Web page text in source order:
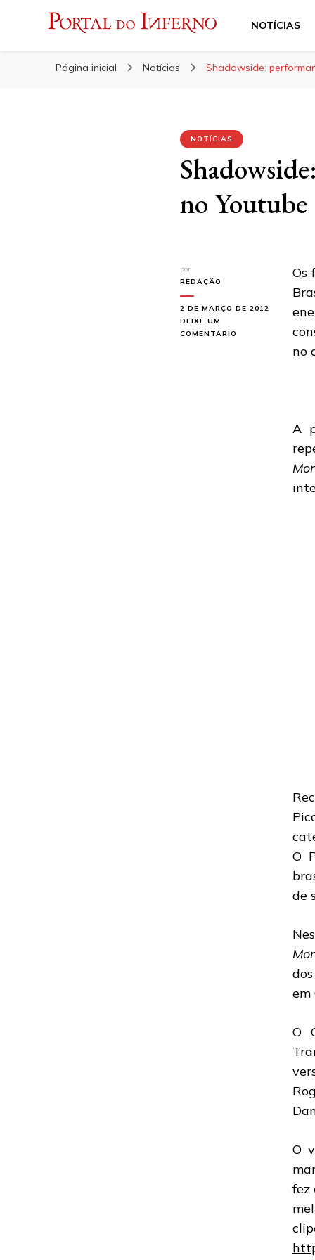
Portal do Inferno
NOTÍCIAS
Página inicial Notícias Shadowside:
NOTÍCIAS
no Youtube
por
REDAÇÃO
2 DE MARÇO DE 2012
DEIXE UM
COMENTÁRIO
PERFORMANCE
Os
no
A
O
de
em
O
O
fez